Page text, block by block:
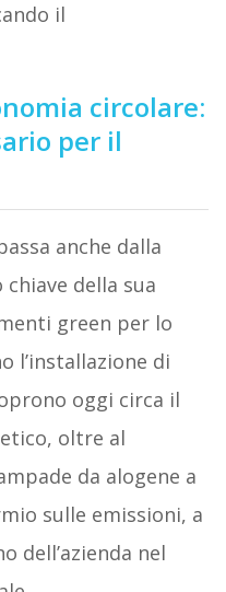
il
circolare:
per il
anche dalla
della sua
green per lo
l’installazione di
oggi circa il
oltre al
da alogene a
sulle emissioni, a
dell’azienda nel